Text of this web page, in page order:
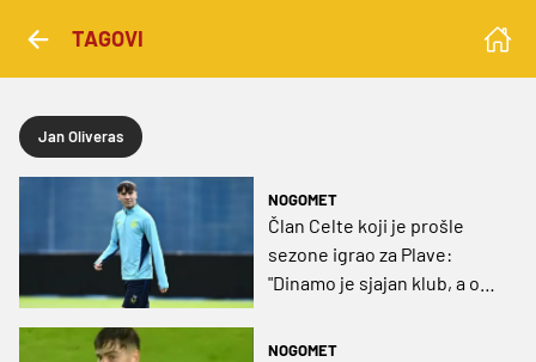
TAGOVI
Jan Oliveras
NOGOMET
Član Celte koji je prošle
sezone igrao za Plave:
"Dinamo je sjajan klub, a o
hvale"
NOGOMET